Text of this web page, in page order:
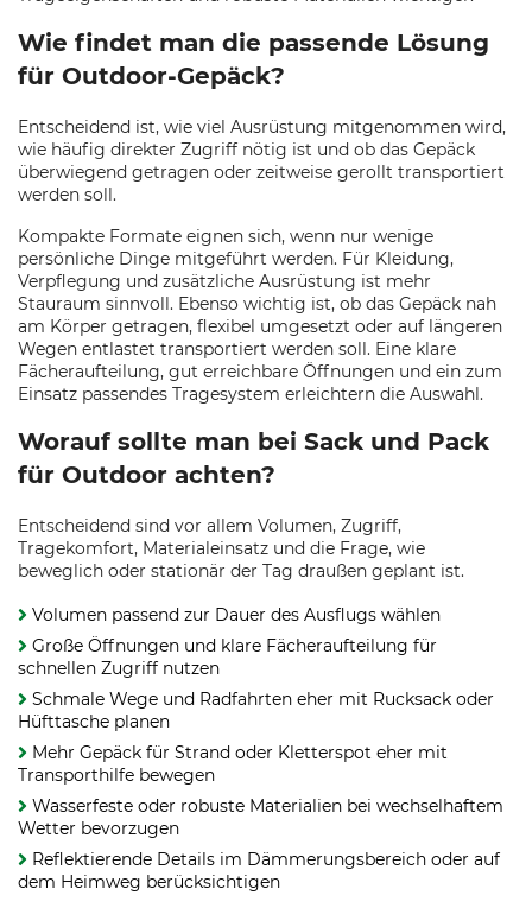
Wie findet man die passende Lösung
für Outdoor-Gepäck?
Entscheidend ist, wie viel Ausrüstung mitgenommen wird,
wie häufig direkter Zugriff nötig ist und ob das Gepäck
überwiegend getragen oder zeitweise gerollt transportiert
werden soll.
Kompakte Formate eignen sich, wenn nur wenige
persönliche Dinge mitgeführt werden. Für Kleidung,
Verpflegung und zusätzliche Ausrüstung ist mehr
Stauraum sinnvoll. Ebenso wichtig ist, ob das Gepäck nah
am Körper getragen, flexibel umgesetzt oder auf längeren
Wegen entlastet transportiert werden soll. Eine klare
Fächeraufteilung, gut erreichbare Öffnungen und ein zum
Einsatz passendes Tragesystem erleichtern die Auswahl.
Worauf sollte man bei Sack und Pack
für Outdoor achten?
Entscheidend sind vor allem Volumen, Zugriff,
Tragekomfort, Materialeinsatz und die Frage, wie
beweglich oder stationär der Tag draußen geplant ist.
Volumen passend zur Dauer des Ausflugs wählen
Große Öffnungen und klare Fächeraufteilung für
schnellen Zugriff nutzen
Schmale Wege und Radfahrten eher mit Rucksack oder
Hüfttasche planen
Mehr Gepäck für Strand oder Kletterspot eher mit
Transporthilfe bewegen
Wasserfeste oder robuste Materialien bei wechselhaftem
Wetter bevorzugen
Reflektierende Details im Dämmerungsbereich oder auf
dem Heimweg berücksichtigen